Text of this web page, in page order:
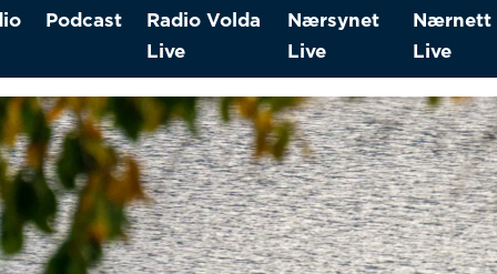
Podcast
Radio Volda
Live
Nærsynet
Live
Nærnett
Live